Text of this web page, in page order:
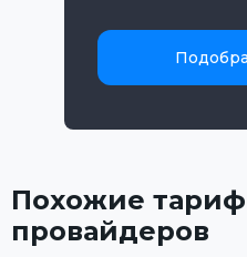
Похожие
провайдеров